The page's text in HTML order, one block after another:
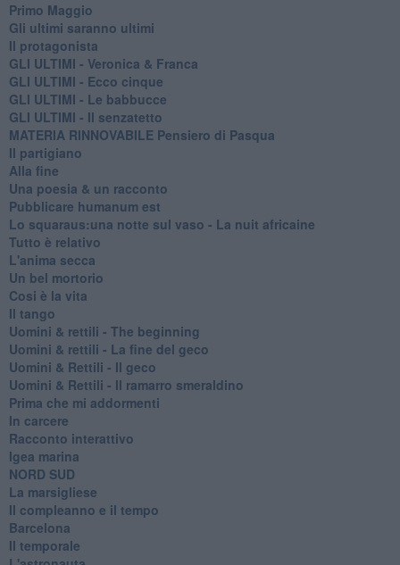
Primo Maggio
Gli ultimi saranno ultimi
Il protagonista
GLI ULTIMI - Veronica & Franca
GLI ULTIMI - Ecco cinque
GLI ULTIMI - Le babbucce
GLI ULTIMI - Il senzatetto
MATERIA RINNOVABILE Pensiero di Pasqua
Il partigiano
Alla fine
Una poesia & un racconto
Pubblicare humanum est
Lo squaraus:una notte sul vaso - La nuit africaine
Tutto è relativo
L'anima secca
Un bel mortorio
Cosi è la vita
Il tango
​Uomini & rettili - The beginning
​Uomini & rettili - La fine del geco
Uomini & Rettili - Il geco
Uomini & Rettili - Il ramarro smeraldino
Prima che mi addormenti
In carcere
Racconto interattivo
Igea marina
​NORD SUD
La marsigliese
Il compleanno e il tempo
Barcelona
Il temporale